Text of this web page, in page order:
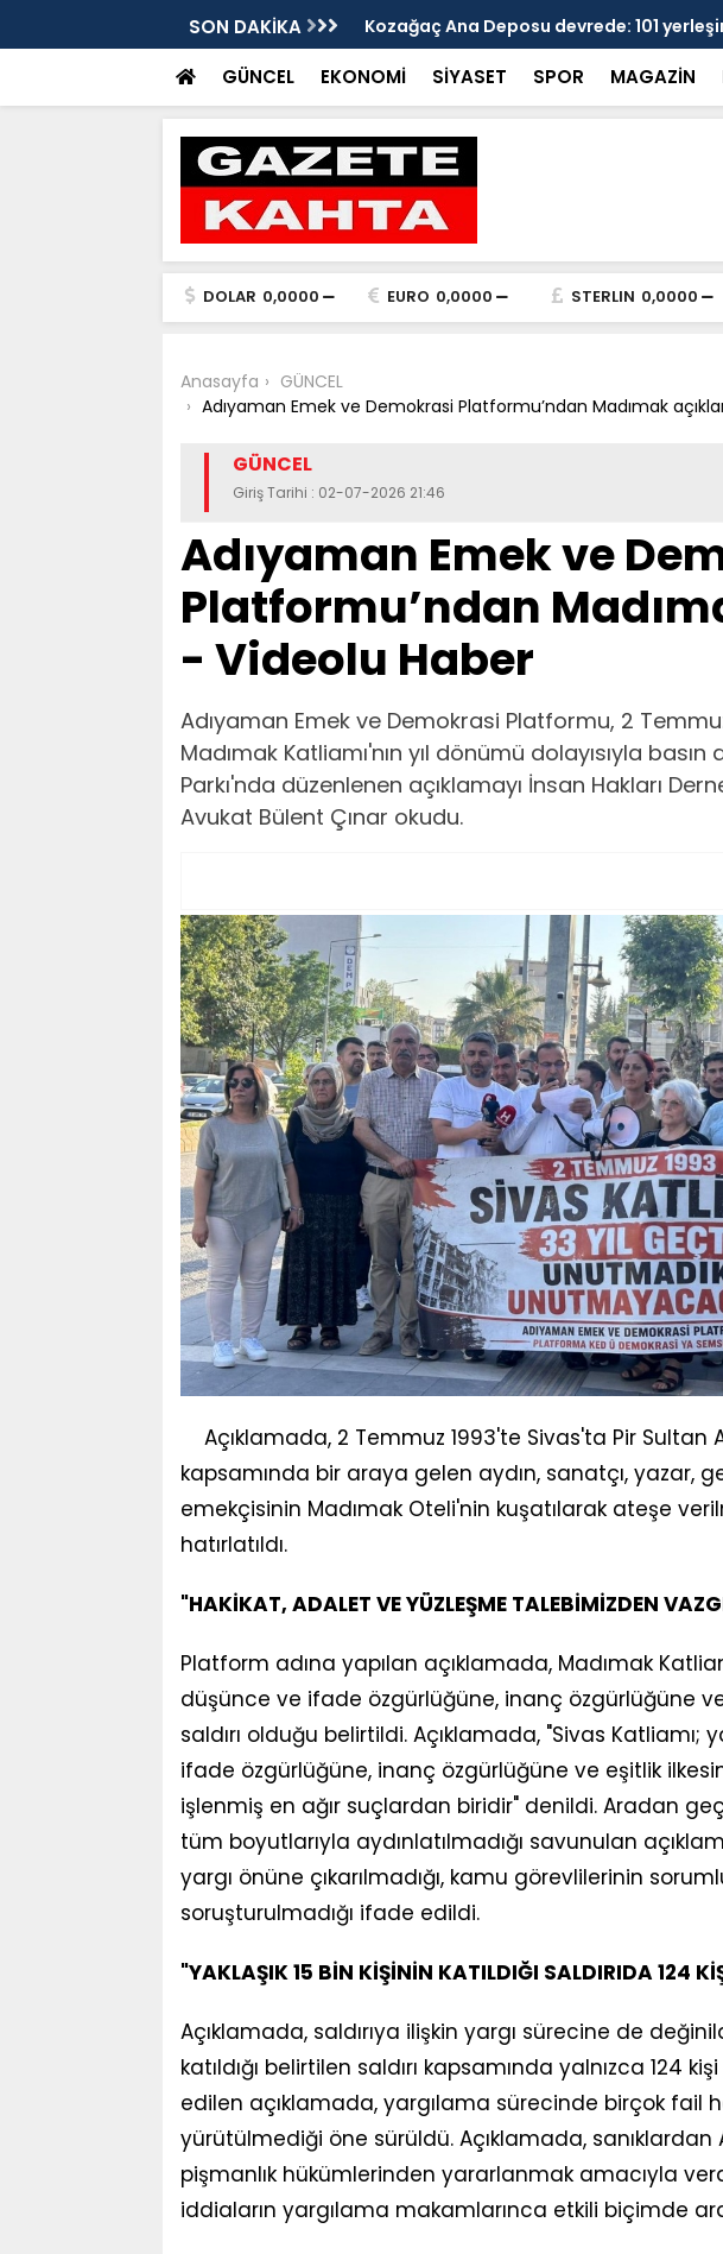
SON DAKİKA
Özbey'in acısı: 'Bu olay hepimize
Kozağaç Ana Deposu devrede: 101
projesinde önemli eşik aşıldı
GÜNCEL EKONOMİ SİYASET SPOR MAGAZİN
DOLAR 0,0000 EURO 0,0000 STERLIN 0,0000
Anasayfa
GÜNCEL
Adıyaman Emek ve Demokrasi Platformu’ndan Madımak
GÜNCEL
Giriş Tarihi : 02-07-2026 21:46
Adıyaman Emek ve
Platformu’ndan
- Videolu Haber
Adıyaman Emek ve Demokrasi Platformu, 2
Madımak Katliamı'nın yıl dönümü dolayısıyla
Parkı'nda düzenlenen açıklamayı İnsan Hakları
Avukat Bülent Çınar okudu.
Açıklamada, 2 Temmuz 1993'te Sivas'ta Pir Sultan
kapsamında bir araya gelen aydın, sanatçı, yazar,
emekçisinin Madımak Oteli'nin kuşatılarak ateşe
hatırlatıldı.
"HAKİKAT, ADALET VE YÜZLEŞME TALEBİMİZDEN
Platform adına yapılan açıklamada, Madımak
düşünce ve ifade özgürlüğüne, inanç özgürlüğüne
saldırı olduğu belirtildi. Açıklamada, "Sivas Katliamı;
ifade özgürlüğüne, inanç özgürlüğüne ve eşitlik
işlenmiş en ağır suçlardan biridir" denildi. Aradan
tüm boyutlarıyla aydınlatılmadığı savunulan
yargı önüne çıkarılmadığı, kamu görevlilerinin
soruşturulmadığı ifade edildi.
"YAKLAŞIK 15 BİN KİŞİNİN KATILDIĞI SALDIRIDA 124
Açıklamada, saldırıya ilişkin yargı sürecine de
katıldığı belirtilen saldırı kapsamında yalnızca 124
edilen açıklamada, yargılama sürecinde birçok fail
yürütülmediği öne sürüldü. Açıklamada, sanıklardan
pişmanlık hükümlerinden yararlanmak amacıyla
iddiaların yargılama makamlarınca etkili biçimde